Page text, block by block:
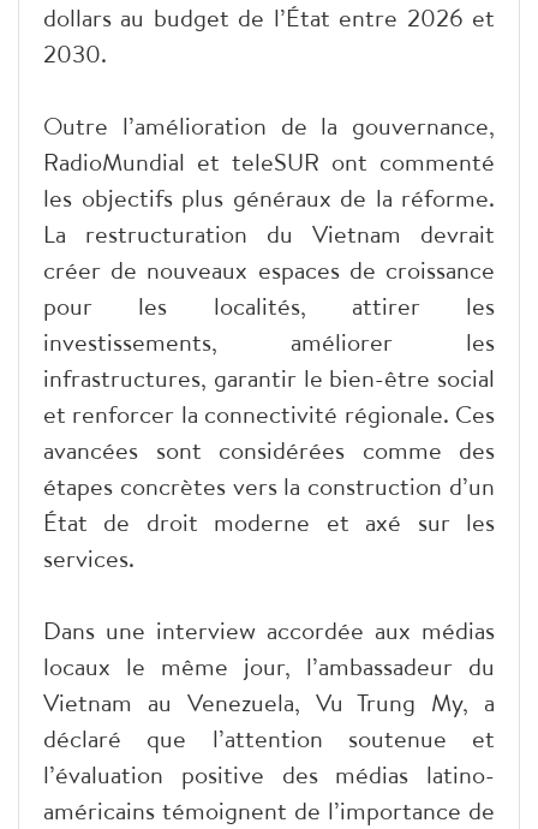
dollars au budget de l’État entre 2026 et
2030.
Outre l’amélioration de la gouvernance,
RadioMundial et teleSUR ont commenté
les objectifs plus généraux de la réforme.
La restructuration du Vietnam devrait
créer de nouveaux espaces de croissance
pour les localités, attirer les
investissements, améliorer les
infrastructures, garantir le bien-être social
et renforcer la connectivité régionale. Ces
avancées sont considérées comme des
étapes concrètes vers la construction d’un
État de droit moderne et axé sur les
services.
Dans une interview accordée aux médias
locaux le même jour, l’ambassadeur du
Vietnam au Venezuela, Vu Trung My, a
déclaré que l’attention soutenue et
l’évaluation positive des médias latino-
américains témoignent de l’importance de